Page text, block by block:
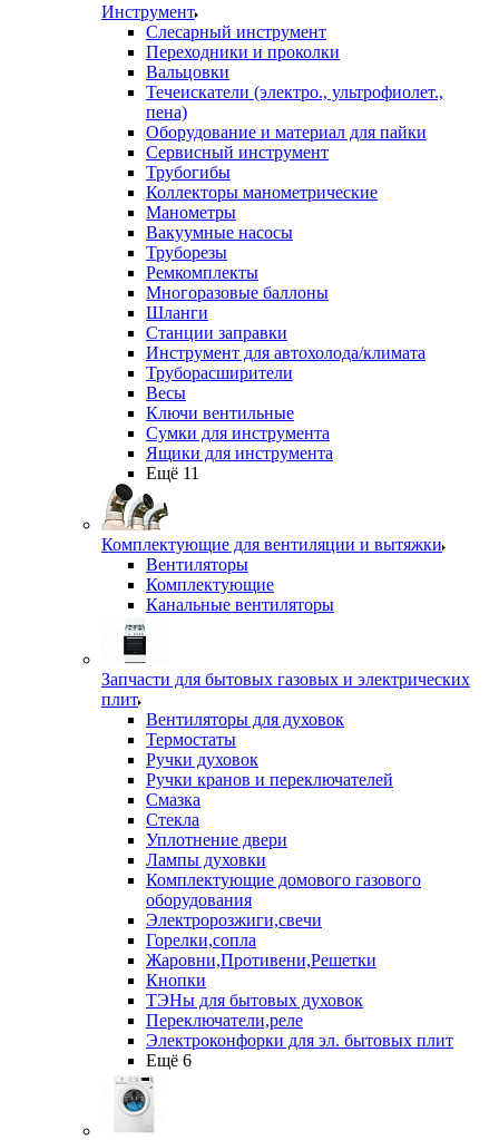
Инструмент
Слесарный инструмент
Переходники и проколки
Вальцовки
Течеискатели (электро., ультрофиолет.,
пена)
Оборудование и материал для пайки
Сервисный инструмент
Трубогибы
Коллекторы манометрические
Манометры
Вакуумные насосы
Труборезы
Ремкомплекты
Многоразовые баллоны
Шланги
Станции заправки
Инструмент для автохолода/климата
Труборасширители
Весы
Ключи вентильные
Сумки для инструмента
Ящики для инструмента
Ещё 11
Комплектующие для вентиляции и вытяжки
Вентиляторы
Комплектующие
Канальные вентиляторы
Запчасти для бытовых газовых и электрических
плит
Вентиляторы для духовок
Термостаты
Ручки духовок
Ручки кранов и переключателей
Смазка
Стекла
Уплотнение двери
Лампы духовки
Комплектующие домового газового
оборудования
Электророзжиги,свечи
Горелки,сопла
Жаровни,Противени,Решетки
Кнопки
ТЭНы для бытовых духовок
Переключатели,реле
Электроконфорки для эл. бытовых плит
Ещё 6